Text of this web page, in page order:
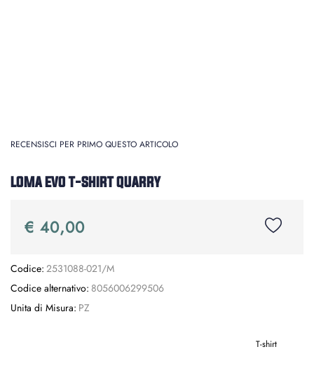
RECENSISCI PER PRIMO QUESTO ARTICOLO
LOMA EVO T-SHIRT QUARRY
€ 40,00
Codice: 2531088-021/M
Codice alternativo: 8056006299506
Unita di Misura: PZ
T-shirt